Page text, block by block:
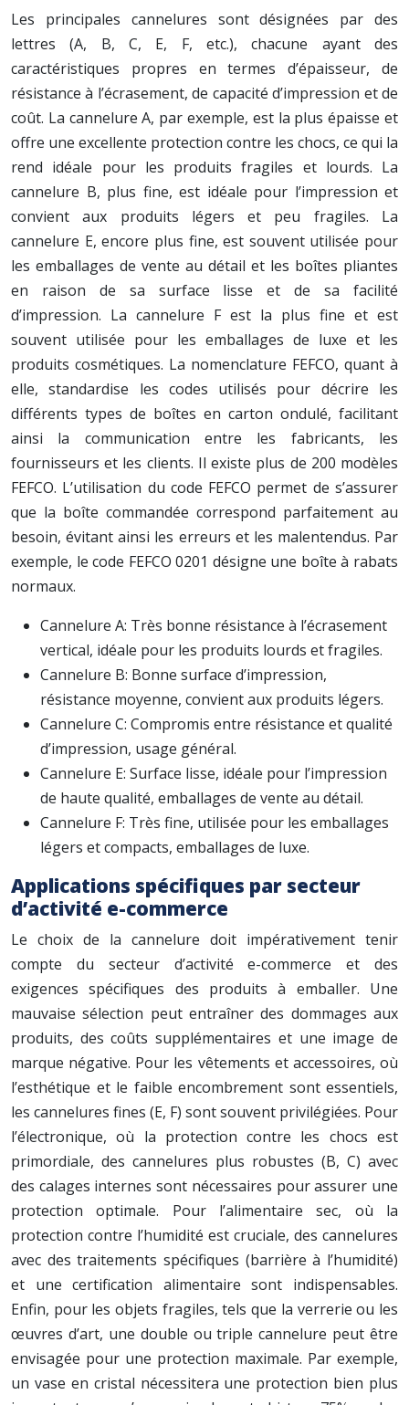
Les principales cannelures sont désignées par des
lettres (A, B, C, E, F, etc.), chacune ayant des
caractéristiques propres en termes d’épaisseur, de
résistance à l’écrasement, de capacité d’impression et de
coût. La cannelure A, par exemple, est la plus épaisse et
offre une excellente protection contre les chocs, ce qui la
rend idéale pour les produits fragiles et lourds. La
cannelure B, plus fine, est idéale pour l’impression et
convient aux produits légers et peu fragiles. La
cannelure E, encore plus fine, est souvent utilisée pour
les emballages de vente au détail et les boîtes pliantes
en raison de sa surface lisse et de sa facilité
d’impression. La cannelure F est la plus fine et est
souvent utilisée pour les emballages de luxe et les
produits cosmétiques. La nomenclature FEFCO, quant à
elle, standardise les codes utilisés pour décrire les
différents types de boîtes en carton ondulé, facilitant
ainsi la communication entre les fabricants, les
fournisseurs et les clients. Il existe plus de 200 modèles
FEFCO. L’utilisation du code FEFCO permet de s’assurer
que la boîte commandée correspond parfaitement au
besoin, évitant ainsi les erreurs et les malentendus. Par
exemple, le code FEFCO 0201 désigne une boîte à rabats
normaux.
Cannelure A: Très bonne résistance à l’écrasement
vertical, idéale pour les produits lourds et fragiles.
Cannelure B: Bonne surface d’impression,
résistance moyenne, convient aux produits légers.
Cannelure C: Compromis entre résistance et qualité
d’impression, usage général.
Cannelure E: Surface lisse, idéale pour l’impression
de haute qualité, emballages de vente au détail.
Cannelure F: Très fine, utilisée pour les emballages
légers et compacts, emballages de luxe.
Applications spécifiques par secteur
d’activité e-commerce
Le choix de la cannelure doit impérativement tenir
compte du secteur d’activité e-commerce et des
exigences spécifiques des produits à emballer. Une
mauvaise sélection peut entraîner des dommages aux
produits, des coûts supplémentaires et une image de
marque négative. Pour les vêtements et accessoires, où
l’esthétique et le faible encombrement sont essentiels,
les cannelures fines (E, F) sont souvent privilégiées. Pour
l’électronique, où la protection contre les chocs est
primordiale, des cannelures plus robustes (B, C) avec
des calages internes sont nécessaires pour assurer une
protection optimale. Pour l’alimentaire sec, où la
protection contre l’humidité est cruciale, des cannelures
avec des traitements spécifiques (barrière à l’humidité)
et une certification alimentaire sont indispensables.
Enfin, pour les objets fragiles, tels que la verrerie ou les
œuvres d’art, une double ou triple cannelure peut être
envisagée pour une protection maximale. Par exemple,
un vase en cristal nécessitera une protection bien plus